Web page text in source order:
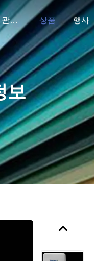
우리 에 관한 것 상품 행사
보